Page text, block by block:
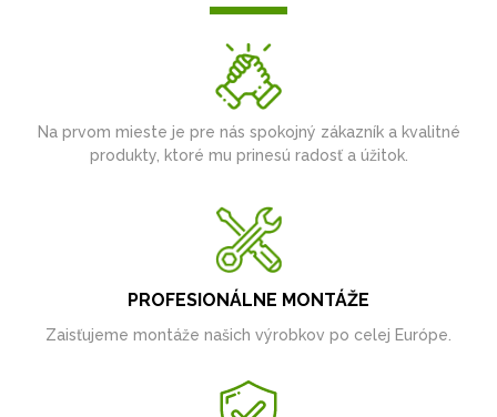
Na prvom mieste je pre nás spokojný zákazník a kvalitné
produkty, ktoré mu prinesú radosť a úžitok.
PROFESIONÁLNE MONTÁŽE
Zaisťujeme montáže našich výrobkov po celej Európe.